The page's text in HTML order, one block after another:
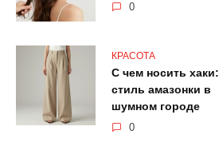
0
КРАСОТА
С чем носить хаки:
стиль амазонки в
шумном городе
0